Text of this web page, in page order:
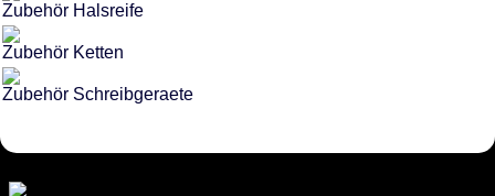
Zubehör Halsreife
Zubehör Ketten
Zubehör Schreibgeraete